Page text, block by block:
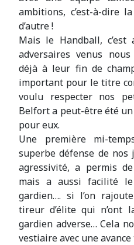
ambitions, c’est-à-dire
d’autre !
Mais le Handball,
adversaires venus
déjà à leur fin de
important pour le titre
voulu respecter nos
Belfort a peut-être été
pour eux.
Une première mi-
superbe défense de nos
agressivité, a permis
mais a aussi facilité
gardien…. si l’on
tireur d’élite qui n’ont
gardien adverse… Cela
vestiaire avec une